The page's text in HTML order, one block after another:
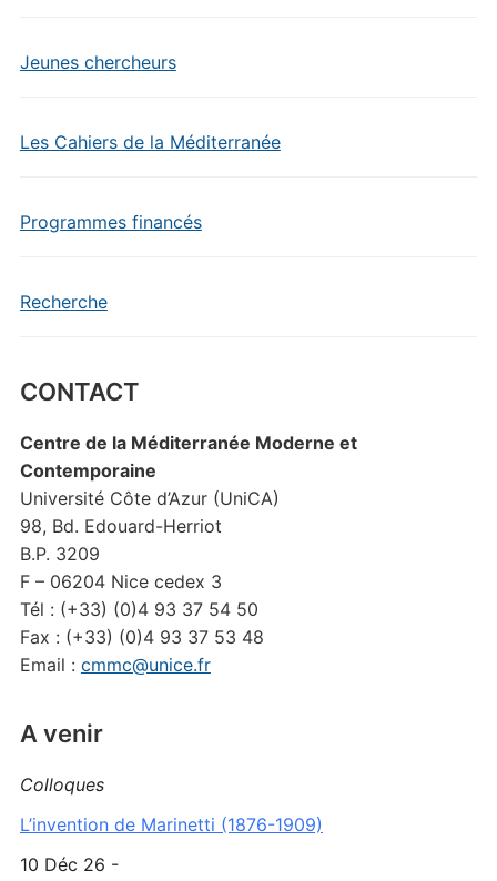
Jeunes chercheurs
Les Cahiers de la Méditerranée
Programmes financés
Recherche
CONTACT
Centre de la Méditerranée Moderne et
Contemporaine
Université Côte d’Azur (UniCA)
98, Bd. Edouard-Herriot
B.P. 3209
F – 06204 Nice cedex 3
Tél : (+33) (0)4 93 37 54 50
Fax : (+33) (0)4 93 37 53 48
Email : cmmc@unice.fr
A venir
Colloques
L’invention de Marinetti (1876-1909)
10 Déc 26 -